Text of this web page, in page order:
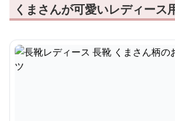
くまさんが可愛いレディース